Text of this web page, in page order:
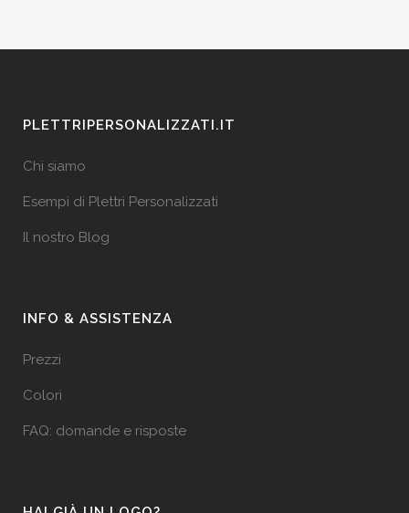
PLETTRIPERSONALIZZATI.IT
Chi siamo
Esempi di Plettri Personalizzati
Il nostro Blog
INFO & ASSISTENZA
Prezzi
Colori
FAQ: domande e risposte